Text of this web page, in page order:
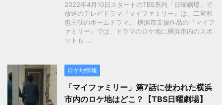
2022年4月10日スタートのTBS系列「日曜劇場」で
放送のテレビドラマ『マイファミリー』は、二宮和
也主演のホームドラマ。 横浜市支援作品の『マイフ
ァミリー』では、ドラマのロケ地に横浜市内のスポ
ットも ...
ロケ地情報
「マイファミリー」第7話に使われた横浜
市内のロケ地はどこ？【TBS日曜劇場】